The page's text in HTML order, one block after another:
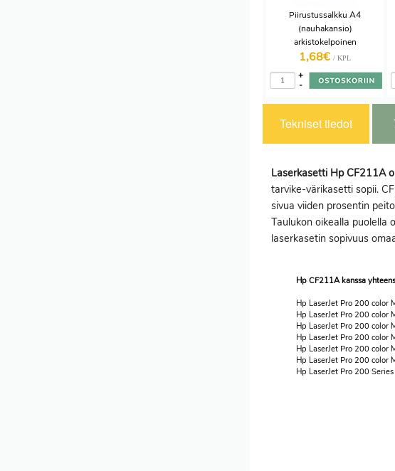
Piirustussalkku A4
(nauhakansio)
arkistokelpoinen
1,68€ / KPL
-
+
Tekniset tiedot
Laserkasetti Hp CF211A
tarvike-värikasetti sopii.
sivua viiden prosentin
Taulukon oikealla
laserkasetin sopivuus
Hp CF211A kanssa
Hp LaserJet Pro 200 color
Hp LaserJet Pro 200 color
Hp LaserJet Pro 200 color
Hp LaserJet Pro 200 color
Hp LaserJet Pro 200 color
Hp LaserJet Pro 200 color
Hp LaserJet Pro 200 Series